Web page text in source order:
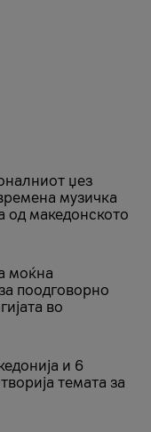
џез
музичка
од македонското
моќна
поодговорно
во
и 6
темата за